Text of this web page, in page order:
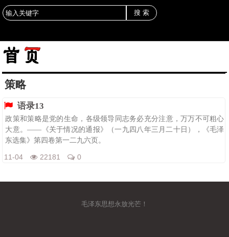
策略
语录13
政策和策略是党的生命，各级领导同志务必充分注意，万万不可粗心
大意。——《关于情况的通报》（一九四八年三月二十日），《毛泽
东选集》第四卷第一二九六页。
11-04 22181 0
毛泽东思想永放光芒！